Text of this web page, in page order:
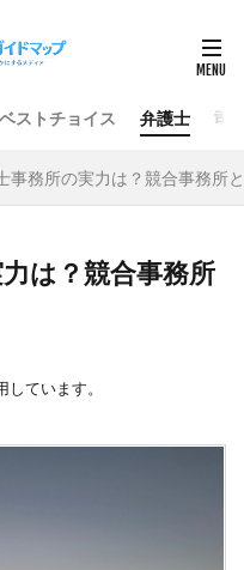
ベストチョイス 弁護士 司
事務所の実力は？競合事務所
は？競合事務所
ています。